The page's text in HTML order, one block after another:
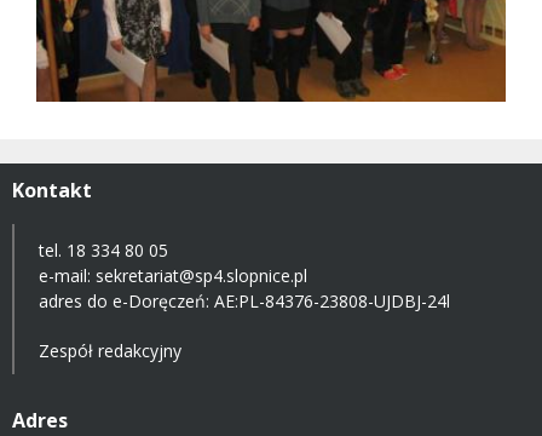
Kontakt
tel. 18 334 80 05
e-mail: sekretariat@sp4.slopnice.pl
adres do e-Doręczeń: AE:PL-84376-23808-UJDBJ-24l
Zespół redakcyjny
Adres